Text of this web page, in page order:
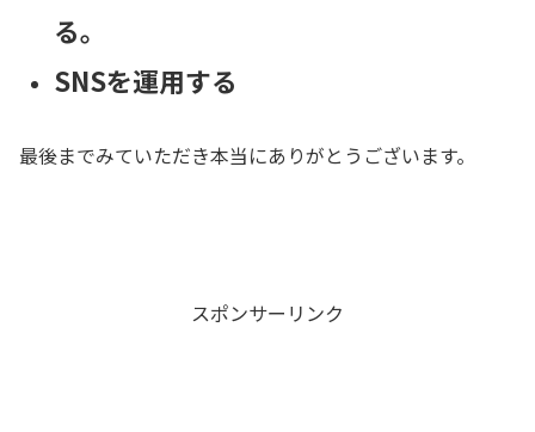
る。
SNSを運用する
最後までみていただき本当にありがとうございます。
スポンサーリンク